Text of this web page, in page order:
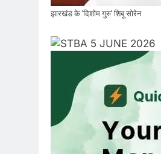
झारखंड के 'दिशोम गुरु' शिबू सोरेन